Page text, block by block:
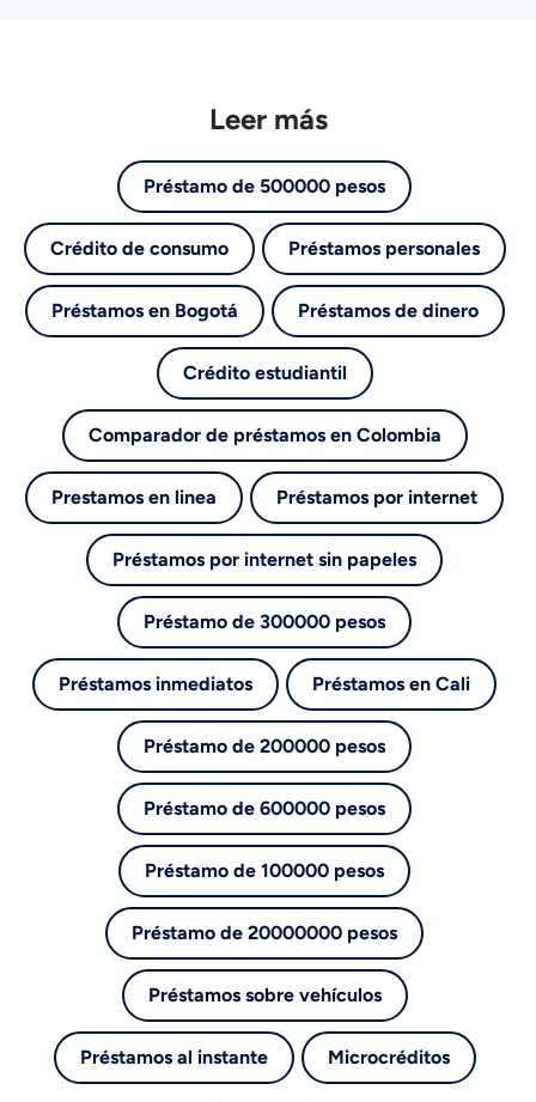
Leer más
Préstamo de 500000 pesos
Crédito de consumo Préstamos personales
Préstamos en Bogotá Préstamos de dinero
Crédito estudiantil
Comparador de préstamos en Colombia
Prestamos en linea Préstamos por internet
Préstamos por internet sin papeles
Préstamo de 300000 pesos
Préstamos inmediatos Préstamos en Cali
Préstamo de 200000 pesos
Préstamo de 600000 pesos
Préstamo de 100000 pesos
Préstamo de 20000000 pesos
Préstamos sobre vehículos
Préstamos al instante Microcréditos